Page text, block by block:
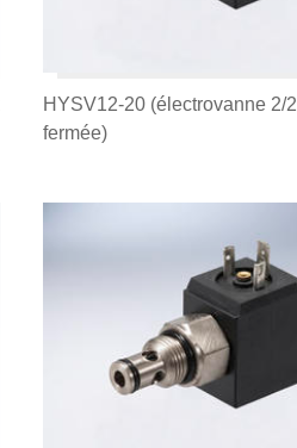
HYSV12-20 (électrovanne 2/
fermée)